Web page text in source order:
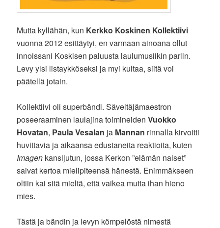
Mutta kyllähän, kun Kerkko Koskinen Kollektiivi
vuonna 2012 esittäytyi, en varmaan ainoana ollut
innoissani Koskisen paluusta laulumusiikin pariin.
Levy ylsi listaykköseksi ja myi kultaa, siitä voi
päätellä jotain.
Kollektiivi oli superbändi. Säveltäjämaestron
poseeraaminen laulajina toimineidenVuokko
Hovatan, Paula Vesalan ja Mannan rinnalla kirvoitti
huvittavia ja aikaansa edustaneita reaktioita, kuten
Imagen kansijutun, jossa Kerkon ”elämän naiset”
saivat kertoa mielipiteensä hänestä. Enimmäkseen
oltiin kai sitä mieltä, että vaikea mutta ihan hieno
mies.
Tästä ja bändin ja levyn kömpelöstä nimestä